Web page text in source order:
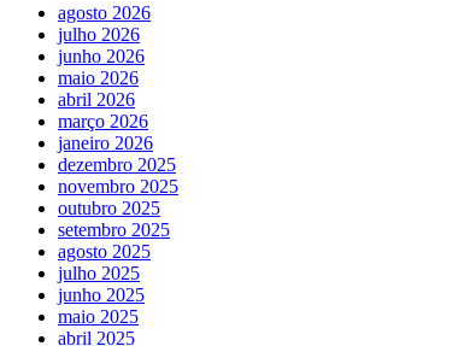
agosto 2026
julho 2026
junho 2026
maio 2026
abril 2026
março 2026
janeiro 2026
dezembro 2025
novembro 2025
outubro 2025
setembro 2025
agosto 2025
julho 2025
junho 2025
maio 2025
abril 2025